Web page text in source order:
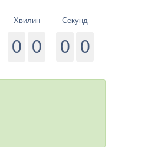
Хвилин
0 0
Секунд
0 0